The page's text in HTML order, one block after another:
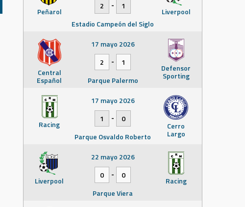
Peñarol Liverpool
2
-
1
Estadio Campeón del Siglo
Central
Español
Defensor
Sporting
17 mayo 2026
2
-
1
Parque Palermo
Racing Cerro
Largo
17 mayo 2026
1
-
0
Parque Osvaldo Roberto
Liverpool Racing
22 mayo 2026
0
-
0
Parque Viera